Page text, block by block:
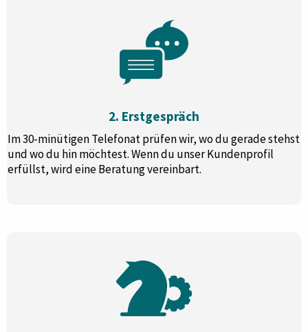
2. Erstgespräch
Im 30-minütigen Telefonat prüfen wir, wo du gerade stehst
und wo du hin möchtest. Wenn du unser Kundenprofil
erfüllst, wird eine Beratung vereinbart.